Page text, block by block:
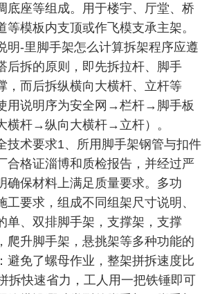
底座等组成。用于楼宇、厅堂、桥
等模板内支顶或作飞模支承主架。
明-里脚手架怎么计算拆架程序应遵
后拆的原则，即先拆拉杆、脚手
，而后拆纵横向大横杆、立杆等
用说明序为安全网→栏杆→脚手板
杆→纵向大横杆→立杆）。
技术要求1、所用脚手架钢管与扣件
合格证淄博和质检报告，并经过严
确保材料上满足质量要求。多功
工要求，组成不同组架尺寸说明、
单、双排脚手架，支撑架，支撑
爬升脚手架，悬挑架等多种功能的
避免了螺母作业，整架拼拆速度比
拆快速省力，工人用一把铁锤即可